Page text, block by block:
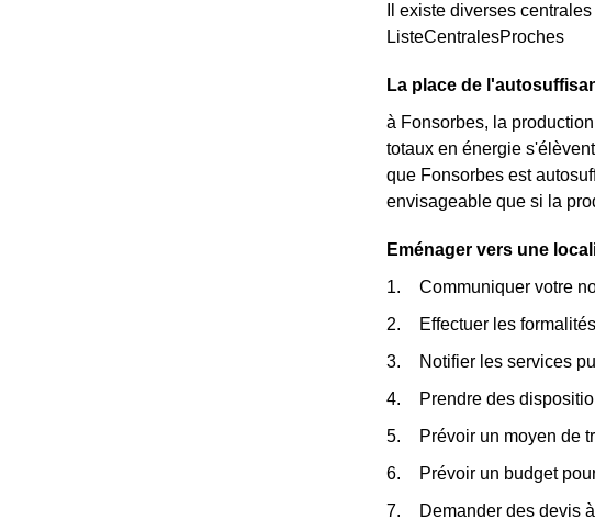
Il existe diverses
ListeCentralesProches
La place de
à Fonsorbes, la
totaux en énergie
que Fonsorbes est
envisageable que si la
Eménager vers une
Communiquer votre
Effectuer les
Notifier les services
Prendre des
Prévoir un moyen de
Prévoir un budget
Demander des devis